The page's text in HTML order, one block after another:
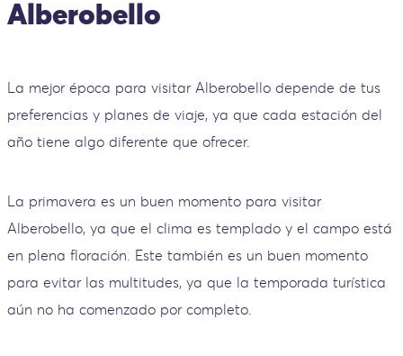
Alberobello
La mejor época para visitar Alberobello depende de tus
preferencias y planes de viaje, ya que cada estación del
año tiene algo diferente que ofrecer.
La primavera es un buen momento para visitar
Alberobello, ya que el clima es templado y el campo está
en plena floración. Este también es un buen momento
para evitar las multitudes, ya que la temporada turística
aún no ha comenzado por completo.